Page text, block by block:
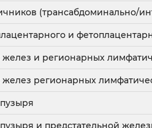
(трансабдоминально/
и
и регионарных
регионарных
и предстательной